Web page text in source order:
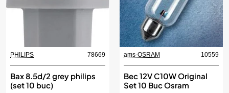
PHILIPS 78669
Bax 8.5d/2 grey philips
(set 10 buc)
ams-OSRAM 10559
Bec 12V C10W Original
Set 10 Buc Osram